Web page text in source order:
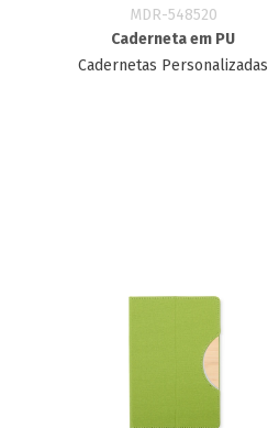
MDR-548520
Caderneta em PU
Cadernetas Personalizadas